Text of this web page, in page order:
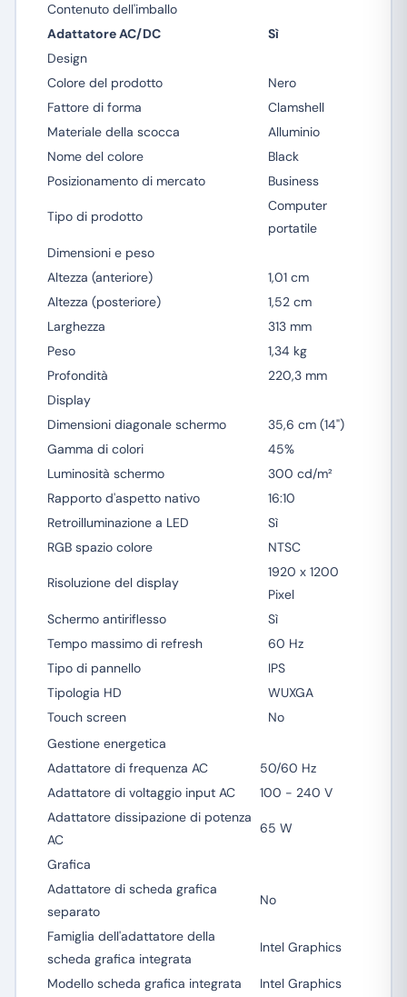
Contenuto dell'imballo
Adattatore AC/DC
Sì
Design
Colore del prodotto
Nero
Fattore di forma
Clamshell
Materiale della scocca
Alluminio
Nome del colore
Black
Posizionamento di mercato
Business
Tipo di prodotto
Computer
portatile
Dimensioni e peso
Altezza (anteriore)
1,01 cm
Altezza (posteriore)
1,52 cm
Larghezza
313 mm
Peso
1,34 kg
Profondità
220,3 mm
Display
Dimensioni diagonale schermo
35,6 cm (14")
Gamma di colori
45%
Luminosità schermo
300 cd/m²
Rapporto d'aspetto nativo
16:10
Retroilluminazione a LED
Sì
RGB spazio colore
NTSC
Risoluzione del display
1920 x 1200
Pixel
Schermo antiriflesso
Sì
Tempo massimo di refresh
60 Hz
Tipo di pannello
IPS
Tipologia HD
WUXGA
Touch screen
No
Gestione energetica
Adattatore di frequenza AC
50/60 Hz
Adattatore di voltaggio input AC
100 - 240 V
Adattatore dissipazione di potenza
AC
65 W
Grafica
Adattatore di scheda grafica
separato
No
Famiglia dell'adattatore della
scheda grafica integrata
Intel Graphics
Modello scheda grafica integrata
Intel Graphics